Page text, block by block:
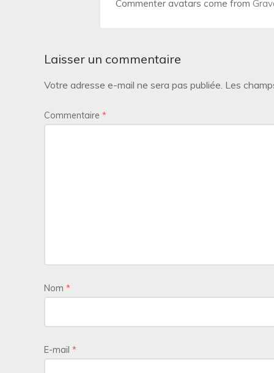
Commenter avatars come from
Laisser un commentaire
Votre adresse e-mail ne sera pas publiée. Les
Commentaire *
Nom *
E-mail *